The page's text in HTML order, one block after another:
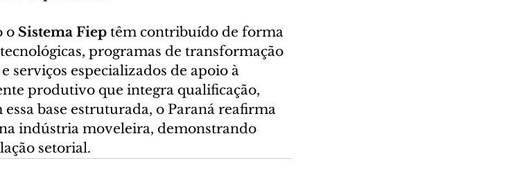
o Sistema Fiep têm contribuído de forma
programas de transformação
serviços especializados de apoio à
produtivo que integra qualificação,
base estruturada, o Paraná reafirma
indústria moveleira, demonstrando
setorial.